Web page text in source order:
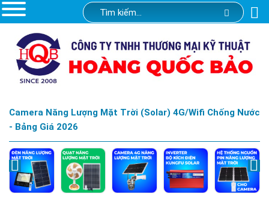
Camera Năng Lượng Mặt Trời (Solar) 4G/Wifi Chống Nước
- Bảng Giá 2026